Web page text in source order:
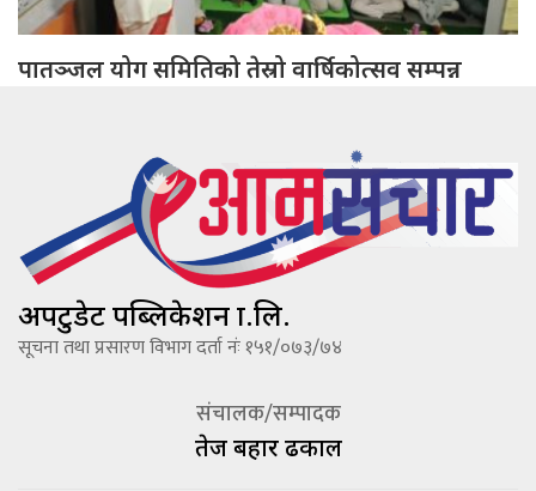
पातञ्जल योग समितिको तेस्रो वार्षिकोत्सव सम्पन्न
अपटुडेट पब्लिकेशन प्रा.लि.
सूचना तथा प्रसारण विभाग दर्ता नंः १५१/०७३/७४
संचालक/सम्पादक
तेज बहादूर ढकाल